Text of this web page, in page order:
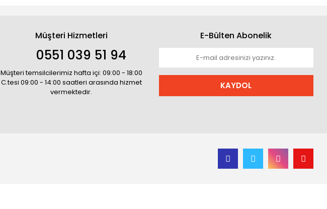
Müşteri Hizmetleri
0551 039 51 94
Müşteri temsilcilerimiz hafta içi: 09:00 - 18:00
C.tesi 09:00 - 14:00 saatleri arasında hizmet
vermektedir.
E-Bülten Abonelik
KAYDOL